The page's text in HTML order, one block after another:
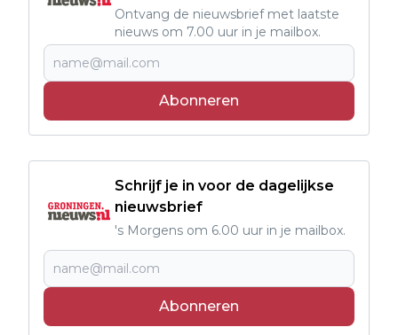
Ontvang de nieuwsbrief met laatste
nieuws om 7.00 uur in je mailbox.
Abonneren
Schrijf je in voor de dagelijkse
nieuwsbrief
's Morgens om 6.00 uur in je mailbox.
Abonneren